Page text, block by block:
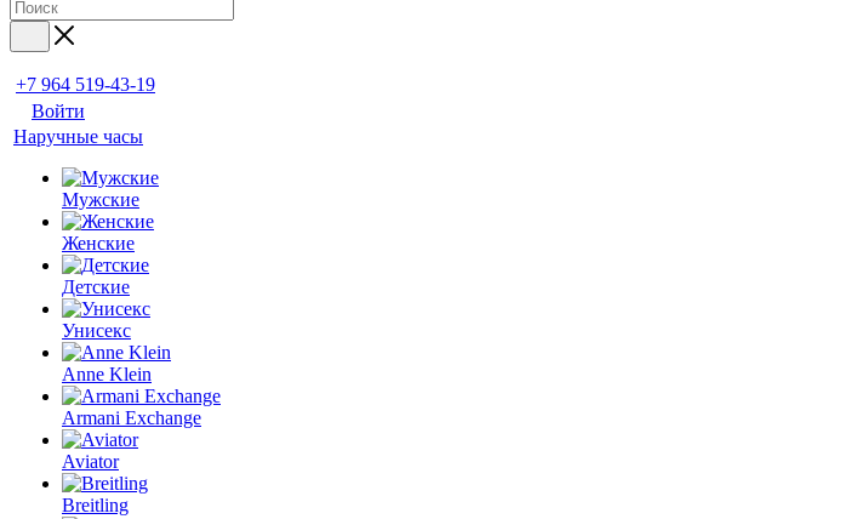
+7 964 519-43-19
Войти
Наручные часы
Мужские
Женские
Детские
Унисекс
Anne Klein
Armani Exchange
Aviator
Breitling